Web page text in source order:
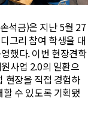
석금)은 지난 5월 27
그리 참여 학생을 대
했다. 이번 현장견학
사업 2.0의 일환으
현장을 직접 경험하
수 있도록 기획됐